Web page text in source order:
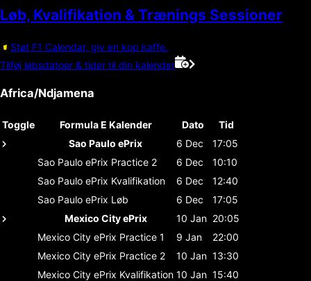
Løb, Kvalifikation & Trænings Sessioner
Støt F1 Calendar, giv en kop kaffe.
Tilføj løbsdatoer & tider til din kalender
Africa/Ndjamena
Toggle Formula E Kalender Dato
Tid
Sao Paulo ePrix
6 Dec
17:05
Sao Paulo ePrix Practice 2 6 Dec
10:10
Sao Paulo ePrix Kvalifikation 6 Dec
12:40
Sao Paulo ePrix Løb 6 Dec
17:05
Mexico City ePrix
10 Jan 20:05
Mexico City ePrix Practice 1 9 Jan
22:00
Mexico City ePrix Practice 2 10 Jan 13:30
Mexico City ePrix Kvalifikation 10 Jan 15:40